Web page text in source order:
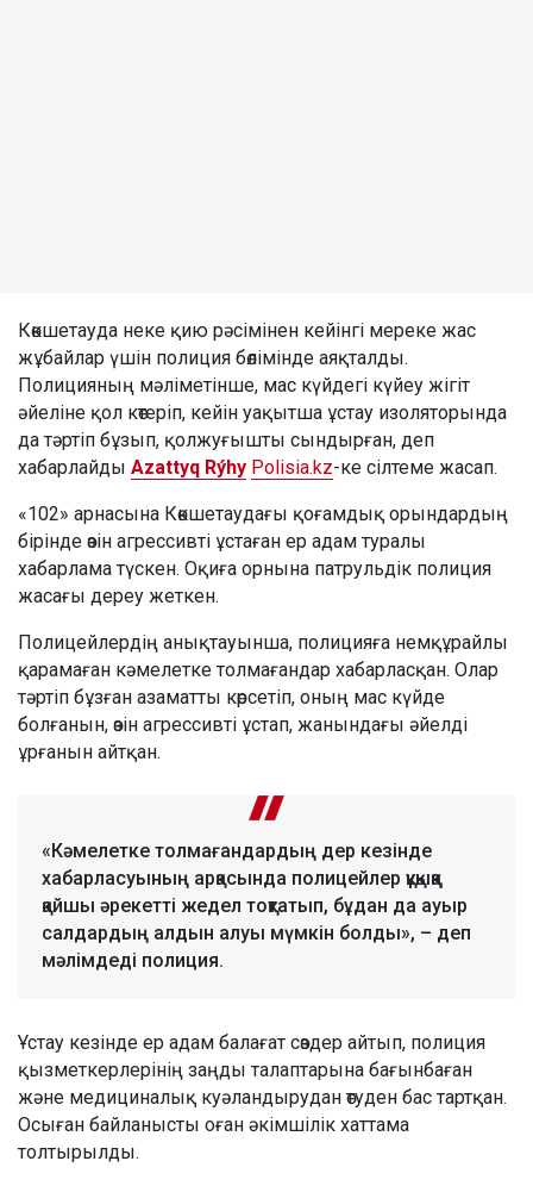
Көкшетауда неке қию рәсімінен кейінгі мереке жас
жұбайлар үшін полиция бөлімінде аяқталды.
Полицияның мәліметінше, мас күйдегі күйеу жігіт
әйеліне қол көтеріп, кейін уақытша ұстау изоляторында
да тәртіп бұзып, қолжуғышты сындырған, деп
хабарлайды Azattyq Rýhy Polisia.kz-ке сілтеме жасап.
«102» арнасына Көкшетаудағы қоғамдық орындардың
бірінде өзін агрессивті ұстаған ер адам туралы
хабарлама түскен. Оқиға орнына патрульдік полиция
жасағы дереу жеткен.
Полицейлердің анықтауынша, полицияға немқұрайлы
қарамаған кәмелетке толмағандар хабарласқан. Олар
тәртіп бұзған азаматты көрсетіп, оның мас күйде
болғанын, өзін агрессивті ұстап, жанындағы әйелді
ұрғанын айтқан.
«Кәмелетке толмағандардың дер кезінде
хабарласуының арқасында полицейлер құқыққа
қайшы әрекетті жедел тоқтатып, бұдан да ауыр
салдардың алдын алуы мүмкін болды», – деп
мәлімдеді полиция.
Ұстау кезінде ер адам балағат сөздер айтып, полиция
қызметкерлерінің заңды талаптарына бағынбаған
және медициналық куәландырудан өтуден бас тартқан.
Осыған байланысты оған әкімшілік хаттама
толтырылды.